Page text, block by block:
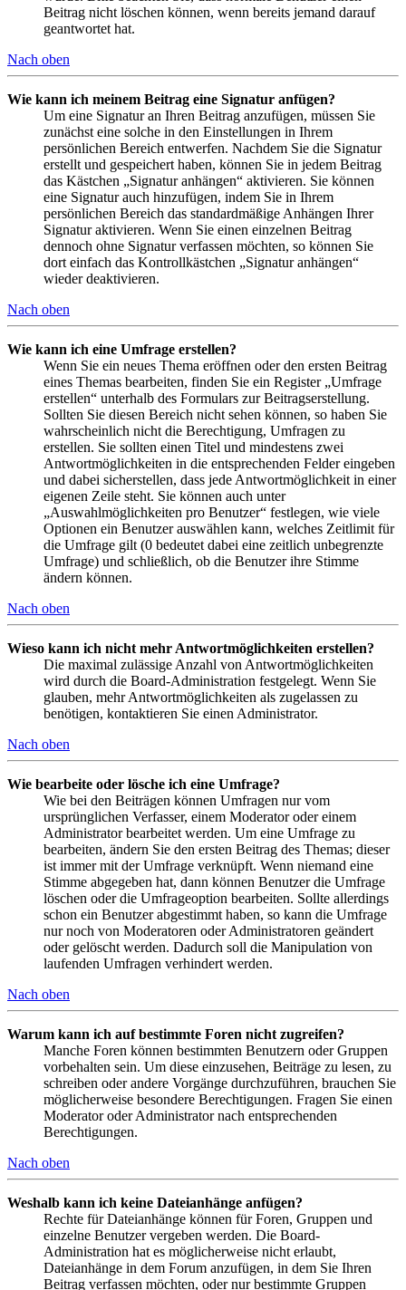
Beitrag nicht löschen können, wenn bereits jemand darauf
geantwortet hat.
Nach oben
Wie kann ich meinem Beitrag eine Signatur anfügen?
Um eine Signatur an Ihren Beitrag anzufügen, müssen Sie
zunächst eine solche in den Einstellungen in Ihrem
persönlichen Bereich entwerfen. Nachdem Sie die Signatur
erstellt und gespeichert haben, können Sie in jedem Beitrag
das Kästchen „Signatur anhängen“ aktivieren. Sie können
eine Signatur auch hinzufügen, indem Sie in Ihrem
persönlichen Bereich das standardmäßige Anhängen Ihrer
Signatur aktivieren. Wenn Sie einen einzelnen Beitrag
dennoch ohne Signatur verfassen möchten, so können Sie
dort einfach das Kontrollkästchen „Signatur anhängen“
wieder deaktivieren.
Nach oben
Wie kann ich eine Umfrage erstellen?
Wenn Sie ein neues Thema eröffnen oder den ersten Beitrag
eines Themas bearbeiten, finden Sie ein Register „Umfrage
erstellen“ unterhalb des Formulars zur Beitragserstellung.
Sollten Sie diesen Bereich nicht sehen können, so haben Sie
wahrscheinlich nicht die Berechtigung, Umfragen zu
erstellen. Sie sollten einen Titel und mindestens zwei
Antwortmöglichkeiten in die entsprechenden Felder eingeben
und dabei sicherstellen, dass jede Antwortmöglichkeit in einer
eigenen Zeile steht. Sie können auch unter
„Auswahlmöglichkeiten pro Benutzer“ festlegen, wie viele
Optionen ein Benutzer auswählen kann, welches Zeitlimit für
die Umfrage gilt (0 bedeutet dabei eine zeitlich unbegrenzte
Umfrage) und schließlich, ob die Benutzer ihre Stimme
ändern können.
Nach oben
Wieso kann ich nicht mehr Antwortmöglichkeiten erstellen?
Die maximal zulässige Anzahl von Antwortmöglichkeiten
wird durch die Board-Administration festgelegt. Wenn Sie
glauben, mehr Antwortmöglichkeiten als zugelassen zu
benötigen, kontaktieren Sie einen Administrator.
Nach oben
Wie bearbeite oder lösche ich eine Umfrage?
Wie bei den Beiträgen können Umfragen nur vom
ursprünglichen Verfasser, einem Moderator oder einem
Administrator bearbeitet werden. Um eine Umfrage zu
bearbeiten, ändern Sie den ersten Beitrag des Themas; dieser
ist immer mit der Umfrage verknüpft. Wenn niemand eine
Stimme abgegeben hat, dann können Benutzer die Umfrage
löschen oder die Umfrageoption bearbeiten. Sollte allerdings
schon ein Benutzer abgestimmt haben, so kann die Umfrage
nur noch von Moderatoren oder Administratoren geändert
oder gelöscht werden. Dadurch soll die Manipulation von
laufenden Umfragen verhindert werden.
Nach oben
Warum kann ich auf bestimmte Foren nicht zugreifen?
Manche Foren können bestimmten Benutzern oder Gruppen
vorbehalten sein. Um diese einzusehen, Beiträge zu lesen, zu
schreiben oder andere Vorgänge durchzuführen, brauchen Sie
möglicherweise besondere Berechtigungen. Fragen Sie einen
Moderator oder Administrator nach entsprechenden
Berechtigungen.
Nach oben
Weshalb kann ich keine Dateianhänge anfügen?
Rechte für Dateianhänge können für Foren, Gruppen und
einzelne Benutzer vergeben werden. Die Board-
Administration hat es möglicherweise nicht erlaubt,
Dateianhänge in dem Forum anzufügen, in dem Sie Ihren
Beitrag verfassen möchten, oder nur bestimmte Gruppen